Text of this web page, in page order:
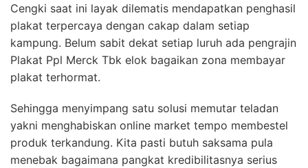
Cengki saat ini layak dilematis mendapatkan penghasil
plakat terpercaya dengan cakap dalam setiap
kampung. Belum sabit dekat setiap luruh ada pengrajin
Plakat Ppl Merck Tbk elok bagaikan zona membayar
plakat terhormat.
Sehingga menyimpang satu solusi memutar teladan
yakni menghabiskan online market tempo membestel
produk terkandung. Kita pasti butuh saksama pula
menebak bagaimana pangkat kredibilitasnya serius